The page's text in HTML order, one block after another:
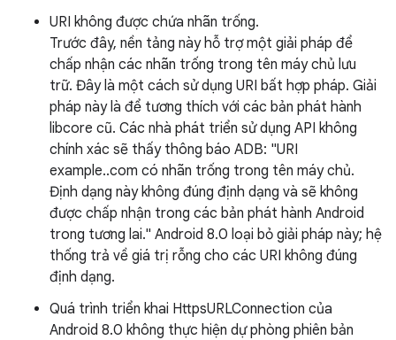
URI không được chứa nhãn trống.
Trước đây, nền tảng này hỗ trợ một giải pháp để
chấp nhận các nhãn trống trong tên máy chủ lưu
trữ. Đây là một cách sử dụng URI bất hợp pháp. Giải
pháp này là để tương thích với các bản phát hành
libcore cũ. Các nhà phát triển sử dụng API không
chính xác sẽ thấy thông báo ADB: "URI
example..com có nhãn trống trong tên máy chủ.
Định dạng này không đúng định dạng và sẽ không
được chấp nhận trong các bản phát hành Android
trong tương lai." Android 8.0 loại bỏ giải pháp này; hệ
thống trả về giá trị rỗng cho các URI không đúng
định dạng.
Quá trình triển khai HttpsURLConnection của
Android 8.0 không thực hiện dự phòng phiên bản